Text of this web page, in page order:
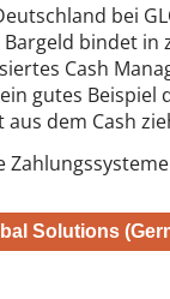
bei
bindet
Cash
gutes
dem Cash
Solutions